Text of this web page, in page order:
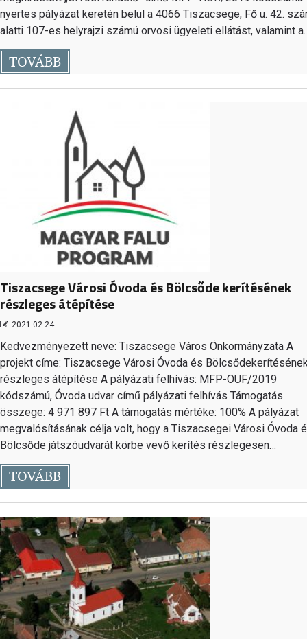
nyertes pályázat keretén belül a 4066 Tiszacsege, Fő u. 42.
alatti 107-es helyrajzi számú orvosi ügyeleti ellátást, valamint
TOVÁBB
Tiszacsege Városi Óvoda és Bölcsőde kerítésének
részleges átépítése
2021-02-24
Kedvezményezett neve: Tiszacsege Város Önkormányzata A
projekt címe: Tiszacsege Városi Óvoda és
részleges átépítése A pályázati felhívás: MFP-OUF/2019
kódszámú, Óvoda udvar című pályázati felhívás Támogatás
összege: 4 971 897 Ft A támogatás mértéke: 100% A pályázat
megvalósításának célja volt, hogy a Tiszacsegei Városi Óvoda
Bölcsőde játszóudvarát körbe vevő kerítés részlegesen…
TOVÁBB